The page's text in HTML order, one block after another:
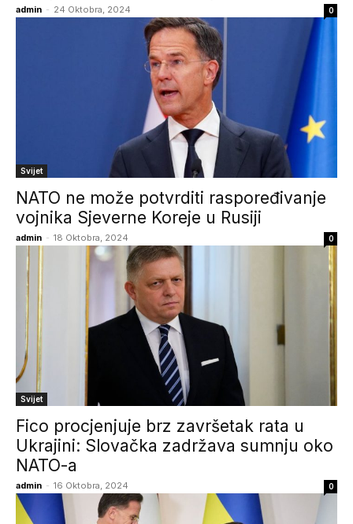
admin - 24 Oktobra, 2024 0
Svijet
NATO ne može potvrditi raspoređivanje
vojnika Sjeverne Koreje u Rusiji
admin - 18 Oktobra, 2024 0
Svijet
Fico procjenjuje brz završetak rata u
Ukrajini: Slovačka zadržava sumnju oko
NATO-a
admin - 16 Oktobra, 2024 0